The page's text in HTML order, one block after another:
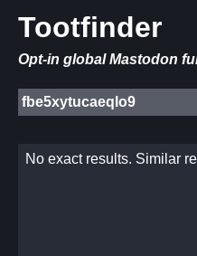
Tootfinder
Opt-in global Mastodon
No exact results. Similar